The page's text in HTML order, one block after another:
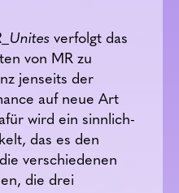
verfolgt das
von MR zu
jenseits der
auf neue Art
wird ein sinnlich-
das es den
verschiedenen
die drei